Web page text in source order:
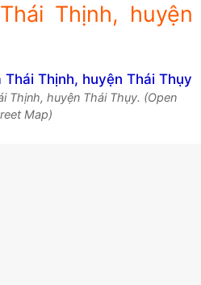
Thịnh, huyện
Thịnh, huyện Thái Thụy. (Open
Map)